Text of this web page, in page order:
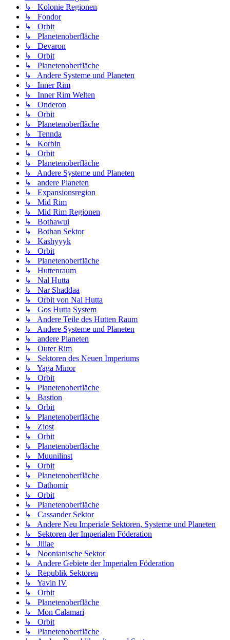
↳ Kolonie Regionen
↳ Fondor
↳ Orbit
↳ Planetenoberfläche
↳ Devaron
↳ Orbit
↳ Planetenoberfläche
↳ Andere Systeme und Planeten
↳ Inner Rim
↳ Inner Rim Welten
↳ Onderon
↳ Orbit
↳ Planetenoberfläche
↳ Tennda
↳ Korbin
↳ Orbit
↳ Planetenoberfläche
↳ Andere Systeme und Planeten
↳ andere Planeten
↳ Expansionsregion
↳ Mid Rim
↳ Mid Rim Regionen
↳ Bothawui
↳ Bothan Sektor
↳ Kashyyyk
↳ Orbit
↳ Planetenoberfläche
↳ Huttenraum
↳ Nal Hutta
↳ Nar Shaddaa
↳ Orbit von Nal Hutta
↳ Gos Hutta System
↳ Andere Teile des Hutten Raum
↳ Andere Systeme und Planeten
↳ andere Planeten
↳ Outer Rim
↳ Sektoren des Neuen Imperiums
↳ Yaga Minor
↳ Orbit
↳ Planetenoberfläche
↳ Bastion
↳ Orbit
↳ Planetenoberfläche
↳ Ziost
↳ Orbit
↳ Planetenoberfläche
↳ Muunilinst
↳ Orbit
↳ Planetenoberfläche
↳ Dathomir
↳ Orbit
↳ Planetenoberfläche
↳ Cassander Sektor
↳ Andere Neu Imperiale Sektoren, Systeme und Planeten
↳ Sektoren der Imperialen Föderation
↳ Jiliae
↳ Noonianische Sektor
↳ Andere Gebiete der Imperialen Föderation
↳ Republik Sektoren
↳ Yavin IV
↳ Orbit
↳ Planetenoberfläche
↳ Mon Calamari
↳ Orbit
↳ Planetenoberfläche